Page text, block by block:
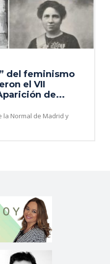
del feminismo
el VII
de...
la Normal de Madrid y